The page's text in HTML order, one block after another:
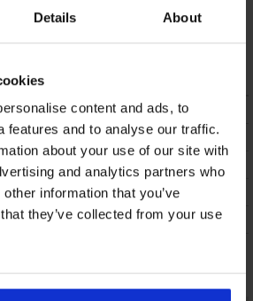
Details About
content and ads, to
features and to analyse our traffic.
about your use of our site with
and analytics partners who
information that you’ve
they’ve collected from your use
да ви хареса